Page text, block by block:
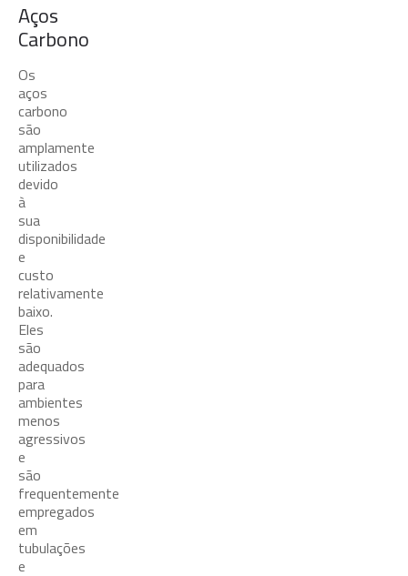
Aços
Carbono
Os
aços
carbono
são
amplamente
utilizados
devido
à
sua
disponibilidade
e
custo
relativamente
baixo.
Eles
são
adequados
para
ambientes
menos
agressivos
e
são
frequentemente
empregados
em
tubulações
e